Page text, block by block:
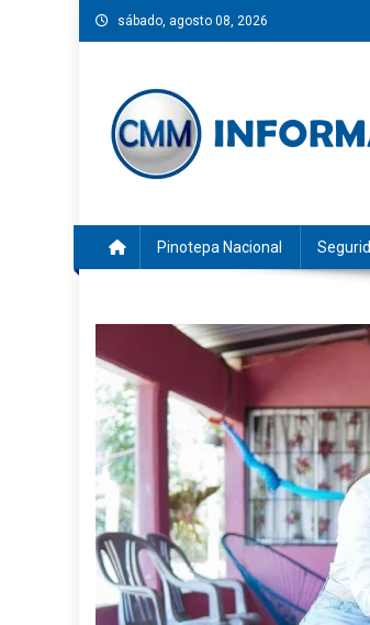
Saltar
al
sábado, agosto 08, 2026
Pinotepa Nacional